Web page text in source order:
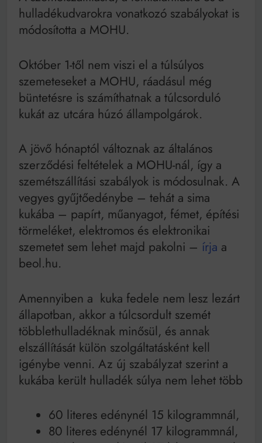
Mindenki a világot akarja uralni – de nem csak a 80-
as években
Bitumenes lapostetők: a bevált technológia akkor
működik, ha jól van felújítva
hulladékudvarokra vonatkozó szabályokat is
módosította a MOHU.
Október 1-től nem viszi el a túlsúlyos
szemeteseket a MOHU, ráadásul még
büntetésre is számíthatnak a túlcsorduló
kukát az utcára húzó állampolgárok.
A jövő hónaptól változnak az általános
szerződési feltételek a MOHU-nál, így a
szemétszállítási szabályok is módosulnak. A
vegyes gyűjtőedénybe – tehát a sima
kukába – papírt, műanyagot, fémet, építési
törmeléket, elektromos és elektronikai
szemetet sem lehet majd pakolni – írja a
beol.hu.
Amennyiben a kuka fedele nem lesz lezárt
állapotban, akkor a túlcsordult szemét
többlethulladéknak minősül, és annak
elszállítását külön szolgáltatásként kell
igénybe venni. Az új szabályzat szerint a
kukába került hulladék súlya nem lehet több
60 literes edénynél 15 kilogrammnál,
80 literes edénynél 17 kilogrammnál,